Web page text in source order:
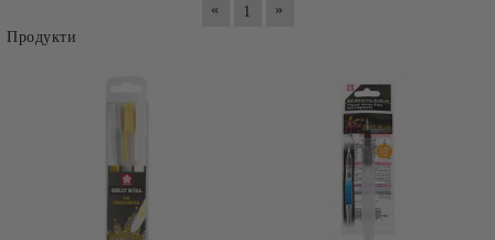
« 1
»
Продукти